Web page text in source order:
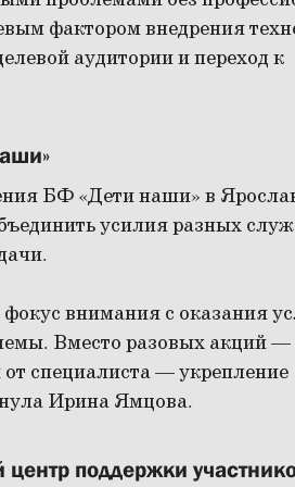
фактором внедрения
аудитории и переход к
БФ «Дети наши» в
усилия разных
внимания с оказания
Вместо разовых акций
специалиста — укрепление
Ирина Ямцова.
поддержки